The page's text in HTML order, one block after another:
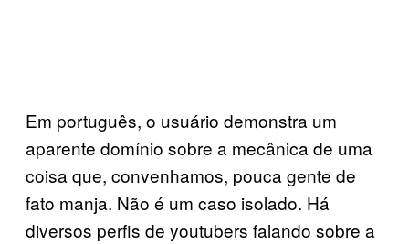
Em português, o usuário demonstra um
aparente domínio sobre a mecânica de uma
coisa que, convenhamos, pouca gente de
fato manja. Não é um caso isolado. Há
diversos perfis de youtubers falando sobre a